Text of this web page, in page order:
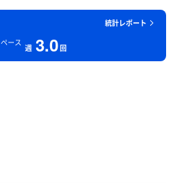
統計レポート
ペース
週 3.0回